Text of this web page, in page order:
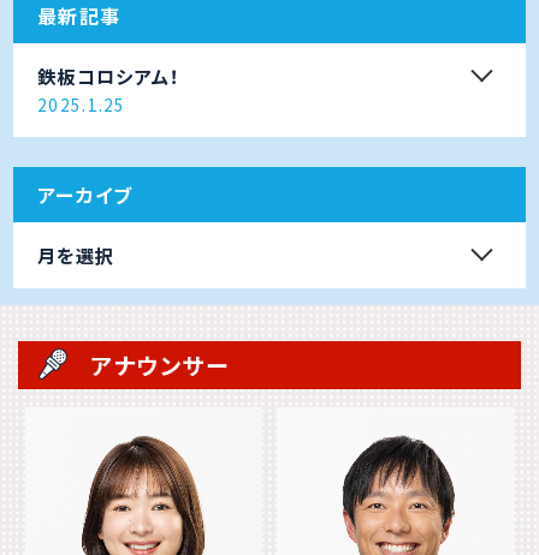
最新記事
鉄板コロシアム！
2025.1.25
アーカイブ
月を選択
アナウンサー